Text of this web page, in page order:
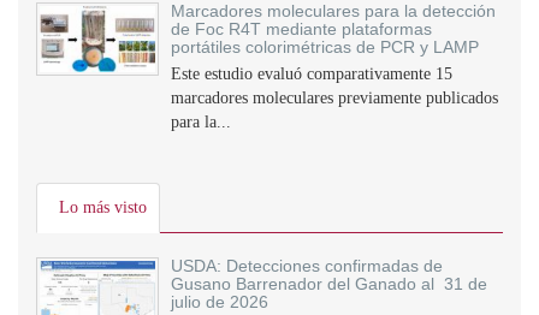
Marcadores moleculares para la detección
de Foc R4T mediante plataformas
portátiles colorimétricas de PCR y LAMP
Este estudio evaluó comparativamente 15
marcadores moleculares previamente publicados
para la...
Lo más visto
USDA: Detecciones confirmadas de
Gusano Barrenador del Ganado al 31 de
julio de 2026